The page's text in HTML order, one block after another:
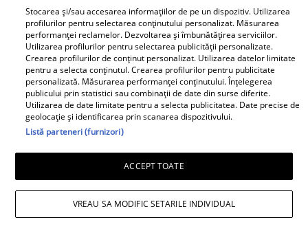
Orar– la plural orare, nu orarii
Reactor– la plural reactoare, nu reactori
Jantă– la plural jante, nu jenți/genți
Cum este corect: vise sau
visuri?
Una dintre cele mai frecvent auzite forme
de plural greșite sau, mai bine zis,
Stocarea și/sau accesarea informațiilor de pe un dispozitiv. Utilizarea
profilurilor pentru selectarea conținutului personalizat. Măsurarea
performanței reclamelor. Dezvoltarea și îmbunătățirea serviciilor.
Utilizarea profilurilor pentru selectarea publicității personalizate.
Crearea profilurilor de conținut personalizat. Utilizarea datelor limitate
pentru a selecta conținutul. Crearea profilurilor pentru publicitate
personalizată. Măsurarea performanței conținutului. Înțelegerea
publicului prin statistici sau combinații de date din surse diferite.
Utilizarea de date limitate pentru a selecta publicitatea. Date precise de
geolocație și identificarea prin scanarea dispozitivului.
Listă parteneri (furnizori)
ACCEPT TOATE
VREAU SA MODIFIC SETARILE INDIVIDUAL